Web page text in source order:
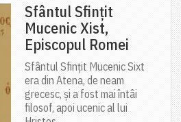
Sfântul Sfințit
Mucenic Xist,
Episcopul Romei
Sfântul Sfințit Mucenic Sixt
era din Atena, de neam
grecesc, și a fost mai întâi
filosof, apoi ucenic al lui